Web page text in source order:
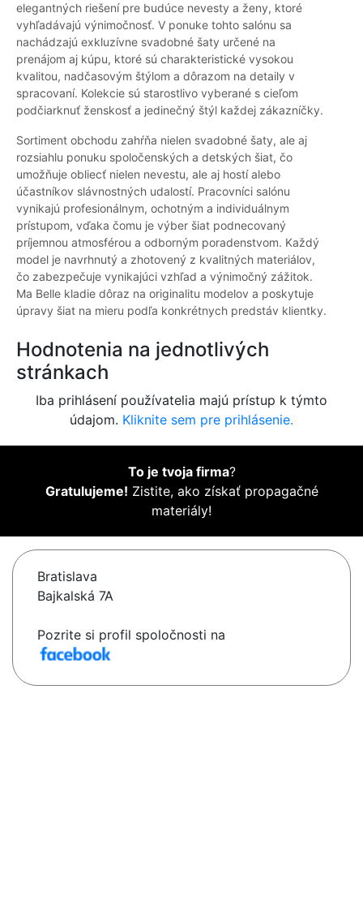
elegantných riešení pre budúce nevesty a ženy, ktoré
vyhľadávajú výnimočnosť. V ponuke tohto salónu sa
nachádzajú exkluzívne svadobné šaty určené na
prenájom aj kúpu, ktoré sú charakteristické vysokou
kvalitou, nadčasovým štýlom a dôrazom na detaily v
spracovaní. Kolekcie sú starostlivo vyberané s cieľom
podčiarknuť ženskosť a jedinečný štýl každej zákazníčky.
Sortiment obchodu zahŕňa nielen svadobné šaty, ale aj
rozsiahlu ponuku spoločenských a detských šiat, čo
umožňuje obliecť nielen nevestu, ale aj hostí alebo
účastníkov slávnostných udalostí. Pracovníci salónu
vynikajú profesionálnym, ochotným a individuálnym
prístupom, vďaka čomu je výber šiat podnecovaný
príjemnou atmosférou a odborným poradenstvom. Každý
model je navrhnutý a zhotovený z kvalitných materiálov,
čo zabezpečuje vynikajúci vzhľad a výnimočný zážitok.
Ma Belle kladie dôraz na originalitu modelov a poskytuje
úpravy šiat na mieru podľa konkrétnych predstáv klientky.
Hodnotenia na jednotlivých
stránkach
Iba prihlásení používatelia majú prístup k týmto
údajom. Kliknite sem pre prihlásenie.
To je tvoja firma?
Gratulujeme! Zistite, ako získať propagačné
materiály!
Bratislava
Bajkalská 7A
Pozrite si profil spoločnosti na